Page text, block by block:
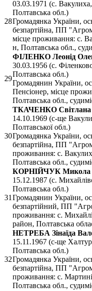
28
03.03.1971 (с.
Полтавська обл.)
Громадянка України,
безпартійна, ПП
місце проживання: с.
н, Полтавська обл.,
29
ФІЛЕНКО Леонід
30.03.1956 (с.
Полтавська обл.)
Громадянин України,
Пенсіонер, місце
Полтавська обл.,
30
ТКАЧЕНКО Світлана
14.10.1969 (с-ще
Полтавської обл.)
Громадянка України,
безпартійна, ПП
проживання: с.
Полтавська обл.,
31
КОРНІЙЧУК Микола
15.12.1987 (с.
Полтавська обл.)
Громадянин України,
безпартійний, ПП
проживання: с.
район, Полтавська
32
НЕТРЕБА Зінаїда
15.11.1967 (с-ще
Полтавська обл.)
Громадянка України,
безпартійна, ПП
проживання: с.
Полтавська обл.,